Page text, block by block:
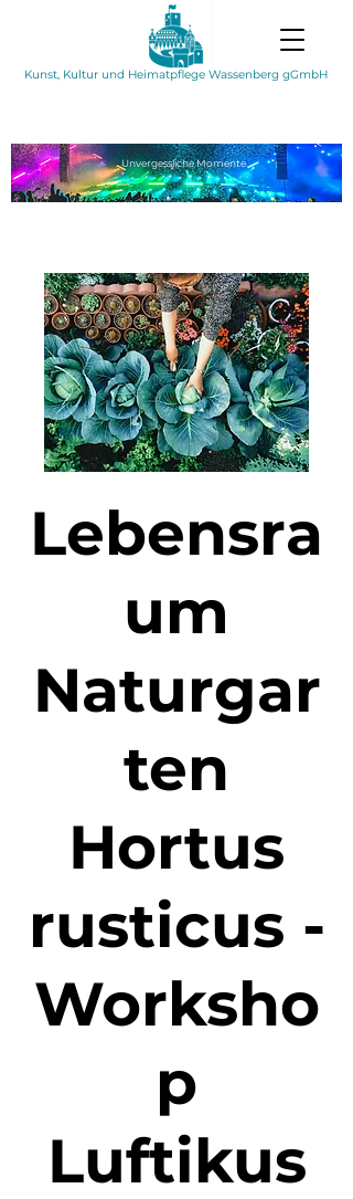
Kunst, Kultur und Heimatpflege Wassenberg gGmbH
UnvergesslicheMomente
Lebensra
um
Naturgar
ten
Hortus
rusticus -
Worksho
p
Luftikus